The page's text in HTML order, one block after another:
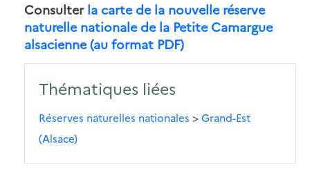
Consulter la carte de la nouvelle réserve
naturelle nationale de la Petite Camargue
alsacienne (au format PDF)
Thématiques liées
Réserves naturelles nationales >Grand-Est
(Alsace)